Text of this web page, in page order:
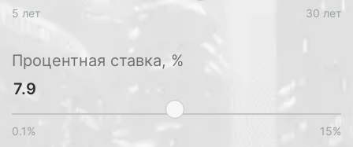
5 лет 30 лет
Процентная ставка, %
0.1% 15%